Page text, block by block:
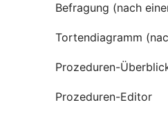
Befragung (nach
Tortendiagramm
Prozeduren-
Prozeduren-Editor